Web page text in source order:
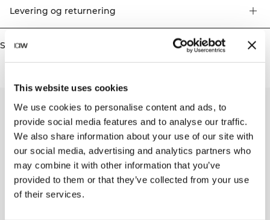
This website uses cookies
We use cookies to personalise content and ads, to
provide social media features and to analyse our traffic.
We also share information about your use of our site with
our social media, advertising and analytics partners who
may combine it with other information that you’ve
provided to them or that they’ve collected from your use
of their services.
og giver let støtte til dine træningssessioner. Det strækbare og slidstærke
Levering og returnering
Similar products